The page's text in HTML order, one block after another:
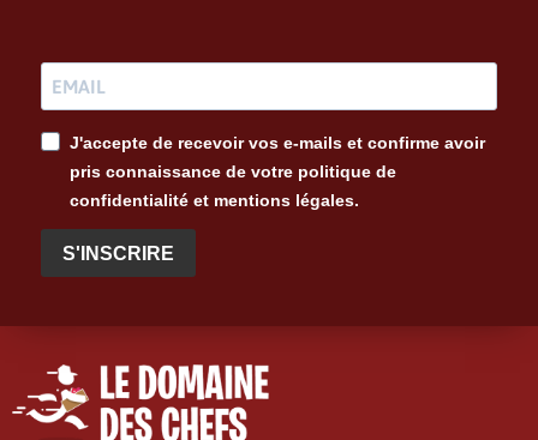
J'accepte de recevoir vos e-mails et confirme avoir
pris connaissance de votre politique de
confidentialité et mentions légales.
S'INSCRIRE